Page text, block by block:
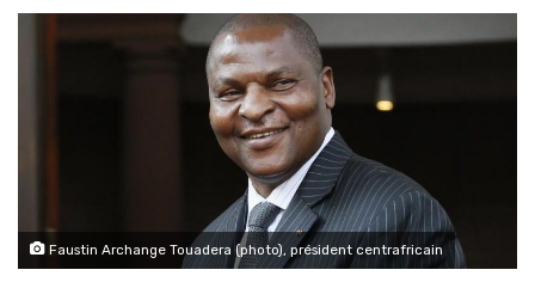
Faustin Archange Touadera (photo), président centrafricain